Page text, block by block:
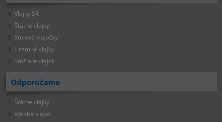
Vlajky SR
Štátne vlajky
Stolové vlajočky
Firemné vlajky
Stožiare vlajok
Odporúčame
Štátne vlajky
Výroba vlajok